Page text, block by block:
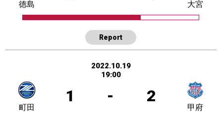
徳島 大宮
Report
2022.10.19
19:00
1 - 2
町田 甲府